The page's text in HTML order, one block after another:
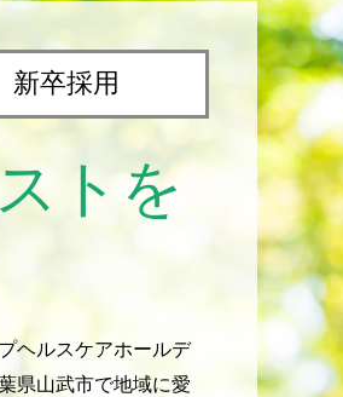
新卒採用
トを
ヘルスケアホールデ
県山武市で地域に愛